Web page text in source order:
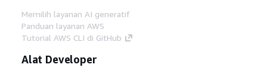
Memilih layanan AI generatif
Panduan layanan AWS
Tutorial AWS CLI di GitHub
Alat Developer